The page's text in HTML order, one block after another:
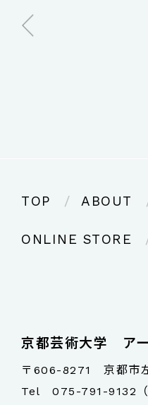
TOP ABOUT
ONLINE STORE
京都芸術大学 ア
〒606-8271 京都市
Tel075-791-9132（